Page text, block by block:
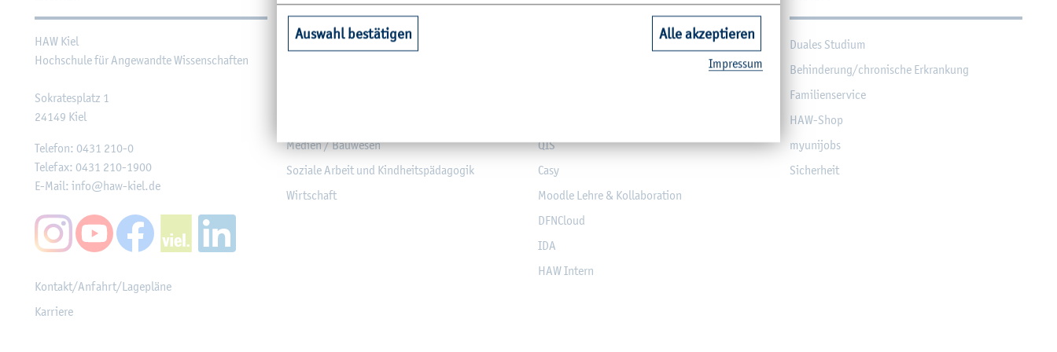
HAW Kiel
Hoch­schu­le für An­ge­wand­te Wis­sen­schaf­ten
So­kra­tes­platz 1
24149 Kiel
Te­le­fon: 0431 210-0
Te­le­fax: 0431 210-1900
E-Mail: info@​haw-​kiel.​de
Kon­takt/An­fahrt/La­ge­plä­ne
Kar­rie­re
Me­di­en / Bau­we­sen
So­zia­le Ar­beit und Kind­heits­päd­ago­gik
Wirt­schaft
QIS
Casy
Mood­le Lehre & Kol­la­bo­ra­ti­on
DF­NCloud
IDA
HAW In­tern
Dua­les Stu­di­um
Be­hin­de­rung/chro­ni­sche Er­kran­kung
Fa­mi­li­en­ser­vice
HAW-Shop
myu­ni­jobs
Si­cher­heit
Auswahl bestätigen Alle akzeptieren
Im­pres­sum